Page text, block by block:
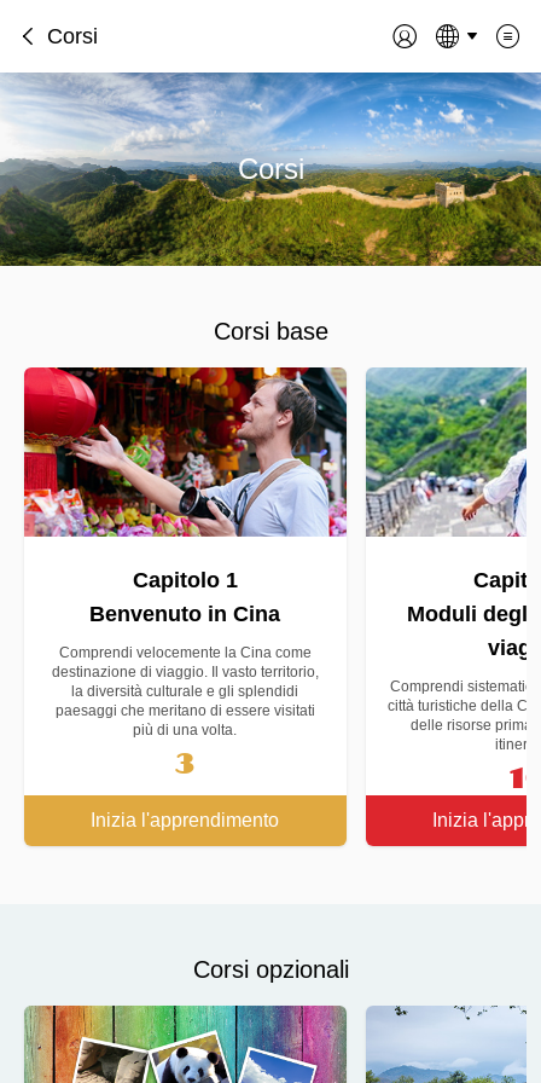
Corsi
Corsi
Corsi base
Capitolo 1
Benvenuto in Cina
Comprendi velocemente la Cina come
destinazione di viaggio. Il vasto territorio,
la diversità culturale e gli splendidi
paesaggi che meritano di essere visitati
più di una volta.
3
Inizia l'apprendimento
Moduli
Comprendi
città turistiche della
delle risorse prima
Inizia
Corsi opzionali